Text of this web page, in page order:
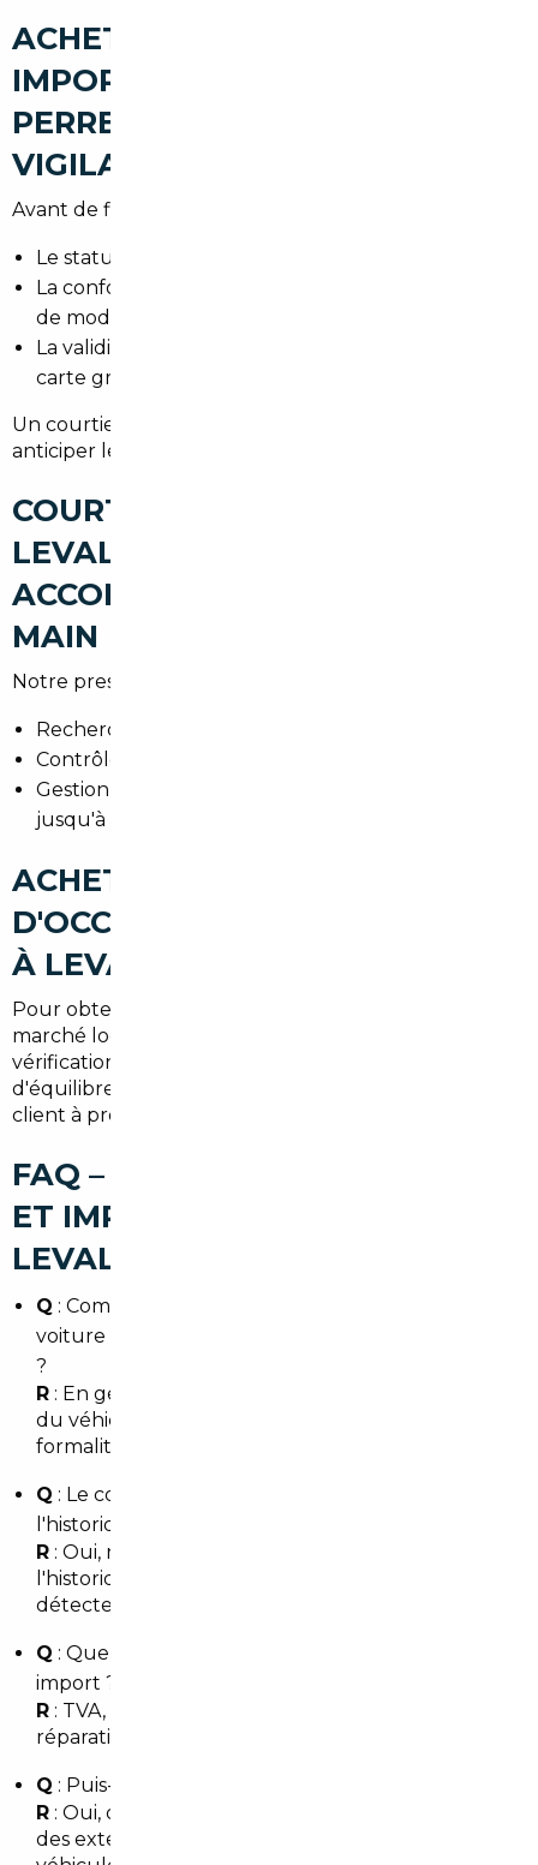
ACHETER UNE VOITURE
IMPORTÉE À LEVALLOIS-
PERRET : LES POINTS DE
VIGILANCE
Avant de finaliser l'achat, vérifiez :
Le statut TVA du véhicule selon le pays d'achat.
La conformité aux normes françaises et l'absence
de modifications non déclarées.
La validité des documents pour l'obtention de la
carte grise en
Un courtier local vous aide à éviter les pièges et à
anticiper les frais d'homologation.
COURTIER AUTOMOBILE
LEVALLOIS-PERRET : UN
ACCOMPAGNEMENT CLÉ EN
MAIN
Notre prestation couvre :
Recherche personnalisée selon budget et usage.
Contrôles technique et administratif avant achat.
Gestion du transport, assurance et immatriculation
jusqu'à livraison à Levallois-Perret.
ACHETER UNE VOITURE
D'OCCASION AU MEILLEUR PRIX
À LEVALLOIS-PERRET
Pour obtenir le meilleur prix, combinez expertise du
marché local, comparaison européenne et
vérifications rigoureuses. Notre rôle de courtier est
d'équilibrer économies et sérénité pour chaque
client à proximité de Paris et de La Défense.
FAQ – COURTIER AUTOMOBILE
ET IMPORT DE VOITURE À
LEVALLOIS-PERRET
Q : Combien de temps prend l'importation d'une
voiture depuis l'Allemagne jusqu'à Levallois-Perret
?
R : En général 3 à 6 semaines selon la disponibilité
du véhicule, les délais de transport et les
formalités d'immatriculation.
Q : Le courtier vérifie-t-il le kilométrage et
l'historique ?
R : Oui, nous contrôlons les rapports d'entretien,
l'historique et utilisons des outils européens pour
détecter toute incohérence.
Q : Quels sont les coûts cachés possibles lors d'un
import ?
R : TVA, frais d'homologation, transport et parfois
réparations. Un devis clair est fourni en amont.
Q : Puis-je bénéficier d'une garantie après achat ?
R : Oui, des garanties constructeurs restantes ou
des extensions peuvent être négociées selon le